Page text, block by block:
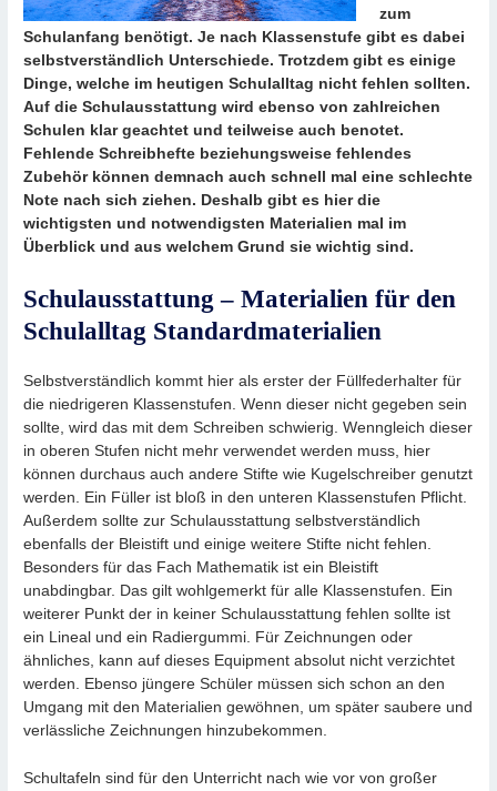
zum
Schulanfang benötigt. Je nach Klassenstufe gibt es dabei
selbstverständlich Unterschiede. Trotzdem gibt es einige
Dinge, welche im heutigen Schulalltag nicht fehlen sollten.
Auf die Schulausstattung wird ebenso von zahlreichen
Schulen klar geachtet und teilweise auch benotet.
Fehlende Schreibhefte beziehungsweise fehlendes
Zubehör können demnach auch schnell mal eine schlechte
Note nach sich ziehen. Deshalb gibt es hier die
wichtigsten und notwendigsten Materialien mal im
Überblick und aus welchem Grund sie wichtig sind.
Schulausstattung – Materialien für den
Schulalltag Standardmaterialien
Selbstverständlich kommt hier als erster der Füllfederhalter für
die niedrigeren Klassenstufen. Wenn dieser nicht gegeben sein
sollte, wird das mit dem Schreiben schwierig. Wenngleich dieser
in oberen Stufen nicht mehr verwendet werden muss, hier
können durchaus auch andere Stifte wie Kugelschreiber genutzt
werden. Ein Füller ist bloß in den unteren Klassenstufen Pflicht.
Außerdem sollte zur Schulausstattung selbstverständlich
ebenfalls der Bleistift und einige weitere Stifte nicht fehlen.
Besonders für das Fach Mathematik ist ein Bleistift
unabdingbar. Das gilt wohlgemerkt für alle Klassenstufen. Ein
weiterer Punkt der in keiner Schulausstattung fehlen sollte ist
ein Lineal und ein Radiergummi. Für Zeichnungen oder
ähnliches, kann auf dieses Equipment absolut nicht verzichtet
werden. Ebenso jüngere Schüler müssen sich schon an den
Umgang mit den Materialien gewöhnen, um später saubere und
verlässliche Zeichnungen hinzubekommen.
Schultafeln sind für den Unterricht nach wie vor von großer